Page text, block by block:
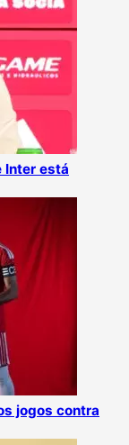
Inter está
jogos contra